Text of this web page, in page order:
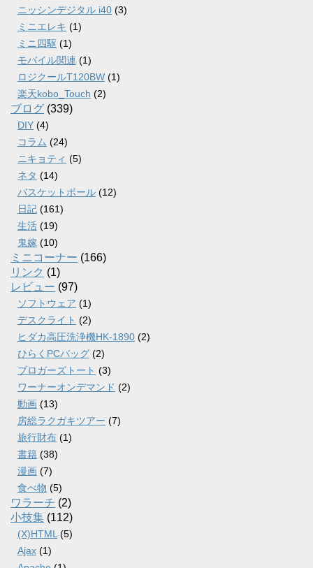
ニッシンデジタル i40 (3)
ミニエレキ (1)
ミニ四駆 (1)
モバイル関連 (1)
ロジクールT120BW (1)
楽天kobo_Touch (2)
ブログ (339)
DIY (4)
コラム (24)
ニキョティ (5)
ネタ (14)
バスケットボール (12)
日記 (161)
生活 (19)
鬼嫁 (10)
ミニコーナー (166)
リンク (1)
レビュー (97)
ソフトウェア (1)
デスクライト (2)
ヒダカ高圧洗浄機HK-1890 (2)
ひらくPCバッグ (2)
ブロガーズトート (3)
ワーナーオンデマンド (2)
動画 (13)
房総ラクガキツアー (7)
旅行財布 (1)
書籍 (38)
漫画 (7)
食べ物 (5)
ワラーチ (2)
小技集 (112)
(X)HTML (5)
Ajax (1)